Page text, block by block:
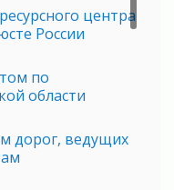
центра
России
по
области
дорог, ведущих